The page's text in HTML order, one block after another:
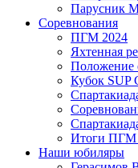
Парусник
Соревнования
ПГМ 2024
Яхтенная
Положение
Кубок SUP
Итоги ПГМ
Наши юбиляры